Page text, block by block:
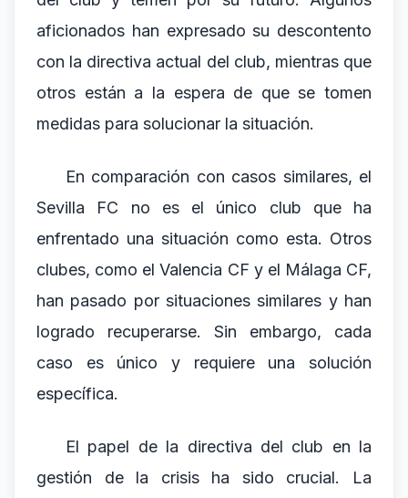
aficionados han expresado su descontento
con la directiva actual del club, mientras que
otros están a la espera de que se tomen
medidas para solucionar la situación.
En comparación con casos similares, el
Sevilla FC no es el único club que ha
enfrentado una situación como esta. Otros
clubes, como el Valencia CF y el Málaga CF,
han pasado por situaciones similares y han
logrado recuperarse. Sin embargo, cada
caso es único y requiere una solución
específica.
El papel de la directiva del club en la
gestión de la crisis ha sido crucial. La